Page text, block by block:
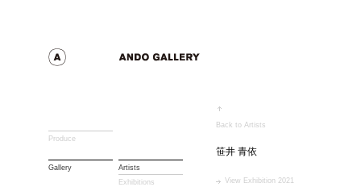
Produce
Gallery
Artists
Exhibitions
Back to Artists
笹井 青依
View Exhibition 2021